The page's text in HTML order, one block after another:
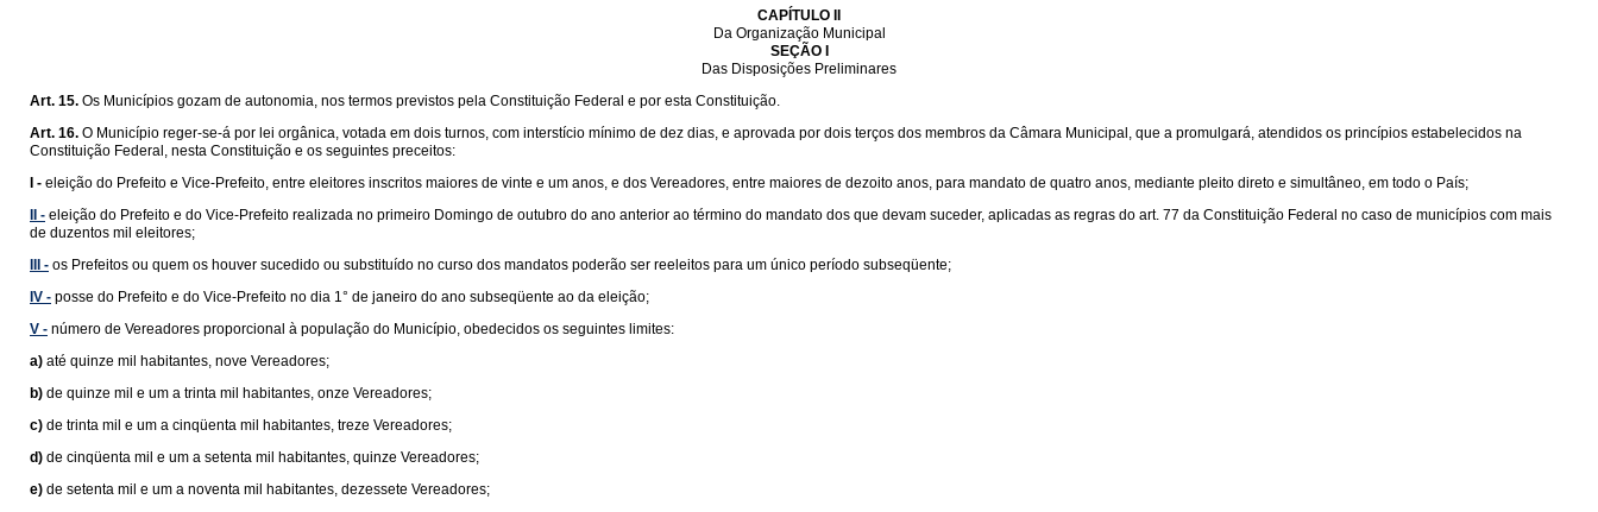
CAPÍTULO II
Da Organização Municipal
SEÇÃO I
Das Disposições Preliminares
Art. 15. Os Municípios gozam de autonomia, nos termos previstos pela Constituição Federal e por esta Constituição.
Art. 16. O Município reger-se-á por lei orgânica, votada em dois turnos, com interstício mínimo de dez dias, e aprovada por dois terços dos membros da Câmara Municipal, que a promulgará, atendidos os princípios estabelecidos na
Constituição Federal, nesta Constituição e os seguintes preceitos:
I - eleição do Prefeito e Vice-Prefeito, entre eleitores inscritos maiores de vinte e um anos, e dos Vereadores, entre maiores de dezoito anos, para mandato de quatro anos, mediante pleito direto e simultâneo, em todo o País;
II - eleição do Prefeito e do Vice-Prefeito realizada no primeiro Domingo de outubro do ano anterior ao término do mandato dos que devam suceder, aplicadas as regras do art. 77 da Constituição Federal no caso de municípios com mais
de duzentos mil eleitores;
III - os Prefeitos ou quem os houver sucedido ou substituído no curso dos mandatos poderão ser reeleitos para um único período subseqüente;
IV - posse do Prefeito e do Vice-Prefeito no dia 1° de janeiro do ano subseqüente ao da eleição;
V - número de Vereadores proporcional à população do Município, obedecidos os seguintes limites:
a) até quinze mil habitantes, nove Vereadores;
b) de quinze mil e um a trinta mil habitantes, onze Vereadores;
c) de trinta mil e um a cinqüenta mil habitantes, treze Vereadores;
d) de cinqüenta mil e um a setenta mil habitantes, quinze Vereadores;
e) de setenta mil e um a noventa mil habitantes, dezessete Vereadores;